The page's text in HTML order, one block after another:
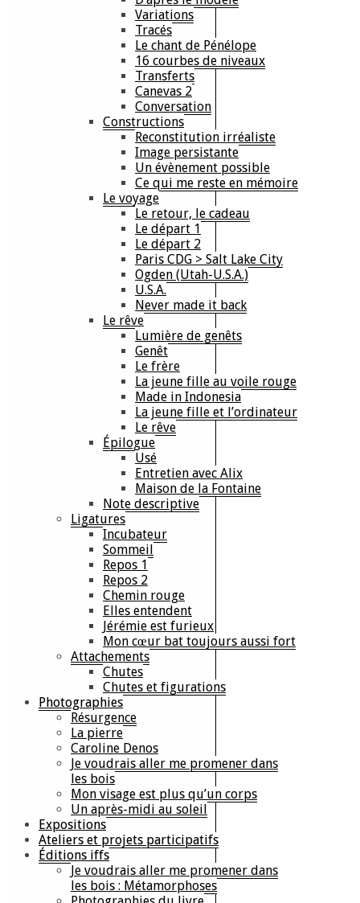
Variations
Tracés
Le chant de Pénélope
16 courbes de niveaux
Transferts
Canevas 2
Conversation
Constructions
Reconstitution irréaliste
Image persistante
Un évènement possible
Ce qui me reste en mémoire
Le voyage
Le retour, le cadeau
Le départ 1
Le départ 2
Paris CDG > Salt Lake City
Ogden (Utah-U.S.A.)
U.S.A.
Never made it back
Le rêve
Lumière de genêts
Genêt
Le frère
La jeune fille au voile rouge
Made in Indonesia
La jeune fille et l’ordinateur
Le rêve
Épilogue
Usé
Entretien avec Alix
Maison de la Fontaine
Note descriptive
Ligatures
Incubateur
Sommeil
Repos 1
Repos 2
Chemin rouge
Elles entendent
Jérémie est furieux
Mon cœur bat toujours aussi fort
Attachements
Chutes
Chutes et figurations
Photographies
Résurgence
La pierre
Caroline Denos
Je voudrais aller me promener dans
les bois
Mon visage est plus qu’un corps
Un après-midi au soleil
Expositions
Ateliers et projets participatifs
Éditions iffs
Je voudrais aller me promener dans
les bois : Métamorphoses